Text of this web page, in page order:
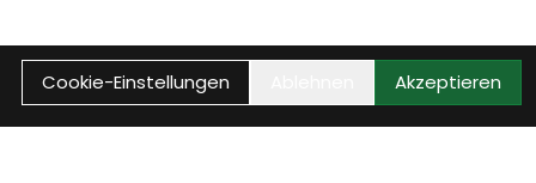
Cookie-Einstellungen Akzeptieren